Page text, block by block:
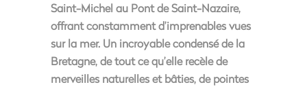
Saint-Michel au Pont de Saint-Nazaire,
offrant constamment d’imprenables vues
sur la mer. Un incroyable condensé de la
Bretagne, de tout ce qu’elle recèle de
merveilles naturelles et bâties, de pointes